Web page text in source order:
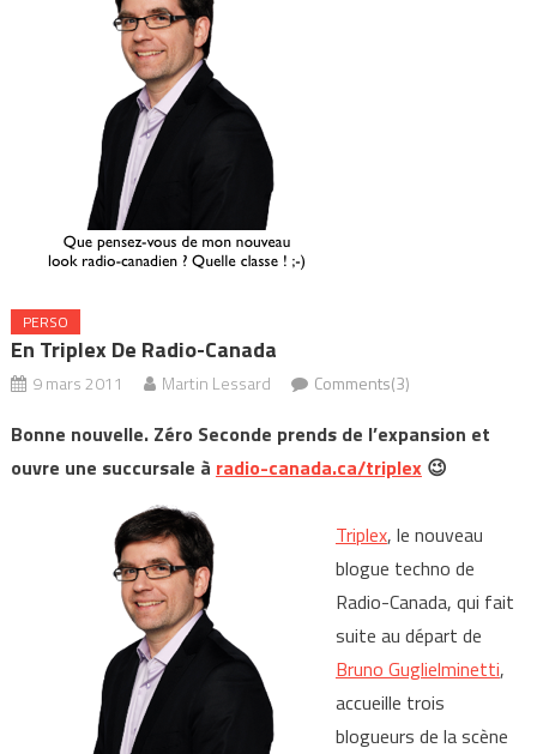
PERSO
En Triplex De Radio-Canada
9 mars 2011 Martin Lessard Comments(3)
Bonne nouvelle. Zéro Seconde prends de l’expansion et
ouvre une succursale à radio-canada.ca/triplex😉
Triplex, le nouveau
blogue techno de
Radio-Canada, qui fait
suite au départ de
Bruno Guglielminetti,
accueille trois
blogueurs de la scène